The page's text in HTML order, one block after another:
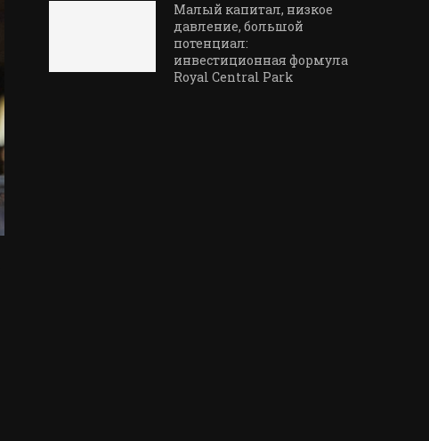
Малый капитал, низкое
давление, большой
потенциал:
инвестиционная формула
Royal Central Park